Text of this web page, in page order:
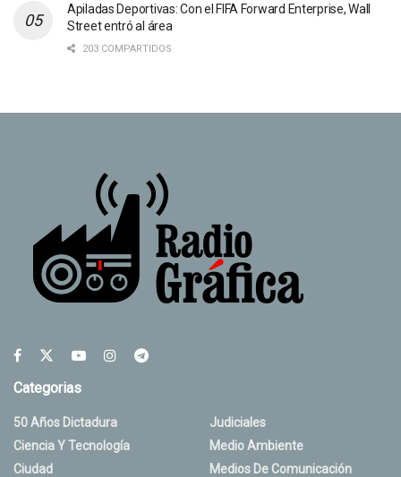
Apiladas Deportivas: Con el FIFA Forward Enterprise, Wall
Street entró al área
203 COMPARTIDOS
Categorias
50 Años Dictadura
Ciencia Y Tecnología
Ciudad
Judiciales
Medio Ambiente
Medios De Comunicación